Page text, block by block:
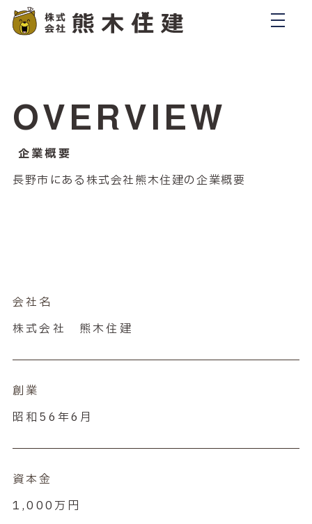
OVERVIEW
企業概要
長野市にある株式会社熊木住建の企業概要
会社名
株式会社 熊木住建
創業
昭和56年6月
資本金
1,000万円